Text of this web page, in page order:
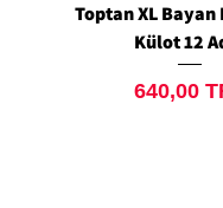
Toptan XL Bayan
Külot 12
Prix
640,00